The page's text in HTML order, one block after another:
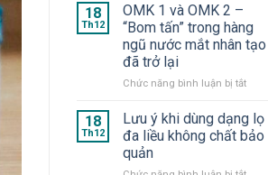
Drop
–
mắt
tạo
dạng
tép
Duo
và
–
chất
cần
thiết
18
Th12
OMK 1 và OMK 2 –
“Bom tấn” trong hàng
ngũ nước mắt nhân tạo
đã trở lại
Chức năng bình luận bị tắtở
1
và
OMK
18
Th12
Lưu ý khi dùng dạng lọ
đa liều không chất bảo
quản